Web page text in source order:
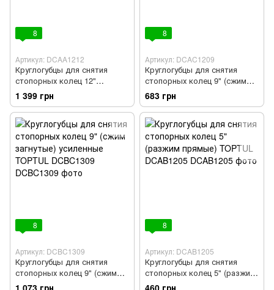
8
Артикул: DCAA1212
Круглогубцы для снятия
стопорных колец 12"
(разжим загнутые) TOPTUL
DCAA1212
1 399 грн
8
Артикул: DCAC1209
Круглогубцы для снятия
стопорных колец 9" (сжим
загнутые) TOPTUL DCAC1209
683 грн
8
Артикул: DCBC1309
Круглогубцы для снятия
стопорных колец 9" (сжим
загнутые) усиленные TOPTUL
8
Артикул: DCAB1205
Круглогубцы для снятия
стопорных колец 5" (разжим
прямые) TOPTUL DCAB1205